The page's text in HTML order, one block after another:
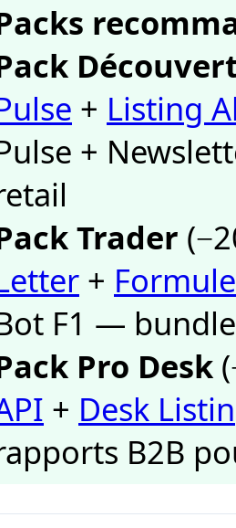
+ Listing
+
Trader
+
F1 —
Pro Desk
+ Desk
B2B